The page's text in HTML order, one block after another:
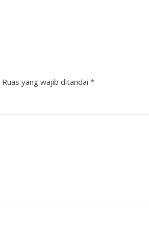
Ruas yang wajib ditandai *